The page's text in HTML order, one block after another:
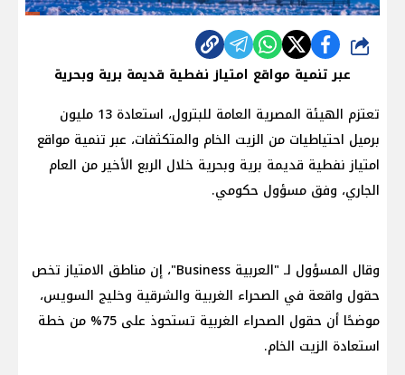
شارك
عبر تنمية مواقع امتياز نفطية قديمة برية وبحرية
تعتزم الهيئة المصرية العامة للبترول، استعادة 13 مليون
برميل احتياطيات من الزيت الخام والمتكثفات، عبر تنمية مواقع
امتياز نفطية قديمة برية وبحرية خلال الربع الأخير من العام
الجاري، وفق مسؤول حكومي.
وقال المسؤول لـ "العربية Business"، إن مناطق الامتياز تخص
حقول واقعة في الصحراء الغربية والشرقية وخليج السويس،
موضحًا أن حقول الصحراء الغربية تستحوذ على 75% من خطة
استعادة الزيت الخام.